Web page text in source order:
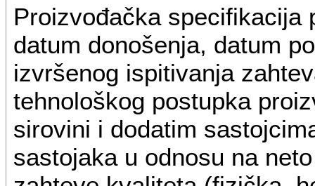
Proizvođačka specifikacija
datum donošenja, datum
izvršenog ispitivanja
tehnološkog postupka
sirovini i dodatim
sastojaka u odnosu na